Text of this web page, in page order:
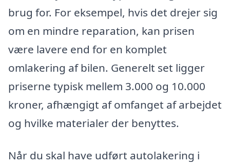
brug for. For eksempel, hvis det drejer sig
om en mindre reparation, kan prisen
være lavere end for en komplet
omlakering af bilen. Generelt set ligger
priserne typisk mellem 3.000 og 10.000
kroner, afhængigt af omfanget af arbejdet
og hvilke materialer der benyttes.
Når du skal have udført autolakering i